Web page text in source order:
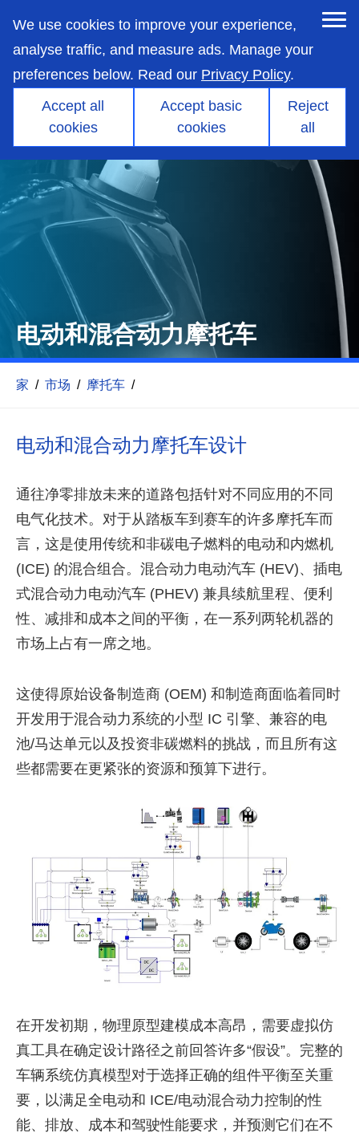
We use cookies to improve your experience,
analyse traffic, and measure ads. Manage your
preferences below. Read our Privacy Policy.
Accept all
cookies
Accept basic
cookies
Reject
all
main
content
电动和混合动力摩托车
家 / 市场 / 摩托车 /
电动和混合动力摩托车设计
通往净零排放未来的道路包括针对不同应用的不同
电气化技术。对于从踏板车到赛车的许多摩托车而
言，这是使用传统和非碳电子燃料的电动和内燃机
(ICE) 的混合组合。混合动力电动汽车 (HEV)、插电
式混合动力电动汽车 (PHEV) 兼具续航里程、便利
性、减排和成本之间的平衡，在一系列两轮机器的
市场上占有一席之地。
这使得原始设备制造商 (OEM) 和制造商面临着同时
开发用于混合动力系统的小型 IC 引擎、兼容的电
池/马达单元以及投资非碳燃料的挑战，而且所有这
些都需要在更紧张的资源和预算下进行。
在开发初期，物理原型建模成本高昂，需要虚拟仿
真工具在确定设计路径之前回答许多“假设”。完整的
车辆系统仿真模型对于选择正确的组件平衡至关重
要，以满足全电动和 ICE/电动混合动力控制的性
能、排放、成本和驾驶性能要求，并预测它们在不